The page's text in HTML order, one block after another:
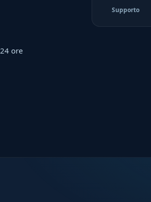
ore
Supporto